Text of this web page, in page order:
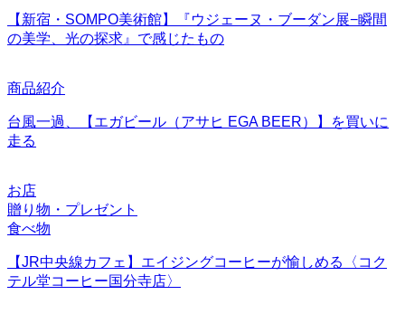
【新宿・SOMPO美術館】『ウジェーヌ・ブーダン展−瞬間
の美学、光の探求』で感じたもの
商品紹介
台風一過、【エガビール（アサヒ EGA BEER）】を買いに
走る
お店
贈り物・プレゼント
食べ物
【JR中央線カフェ】エイジングコーヒーが愉しめる〈コク
テル堂コーヒー国分寺店〉